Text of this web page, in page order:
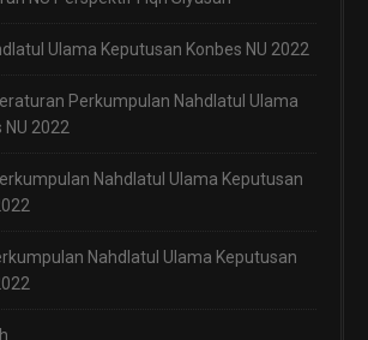
Ulama Keputusan Konbes NU 2022
Perkumpulan Nahdlatul Ulama
NU 2022
Nahdlatul Ulama Keputusan
Nahdlatul Ulama Keputusan